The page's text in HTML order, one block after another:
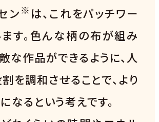
ン※ は、これをパッチワー
す。色んな柄の布が組み
な作品ができるように、人
を調和させることで、より
なるという考えです。